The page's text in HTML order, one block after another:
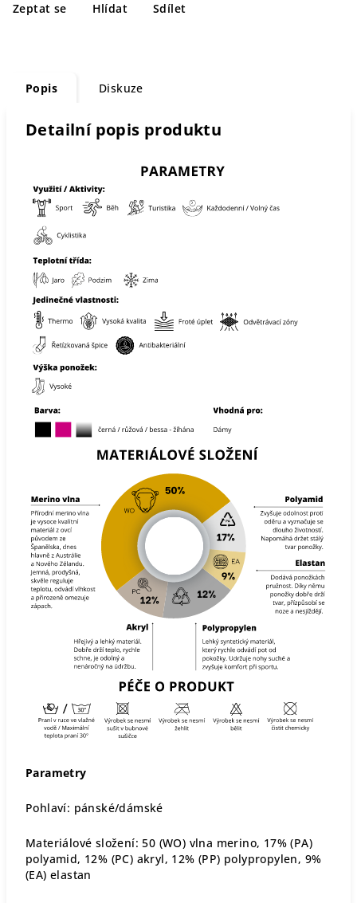
Zeptat se Hlídat Sdílet
Popis Diskuze
Detailní popis produktu
Parametry
Pohlaví: pánské/dámské
Materiálové složení: 50 (WO) vlna merino, 17% (PA)
polyamid, 12% (PC) akryl, 12% (PP) polypropylen, 9%
(EA) elastan